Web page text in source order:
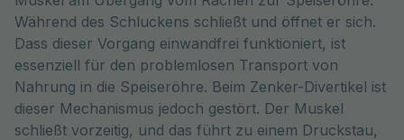
Während des Schluckens schließt und öffnet er sich.
Dass dieser Vorgang einwandfrei funktioniert, ist
essenziell für den problemlosen Transport von
Nahrung in die Speiseröhre. Beim Zenker-Divertikel ist
dieser Mechanismus jedoch gestört. Der Muskel
schließt vorzeitig, und das führt zu einem Druckstau,